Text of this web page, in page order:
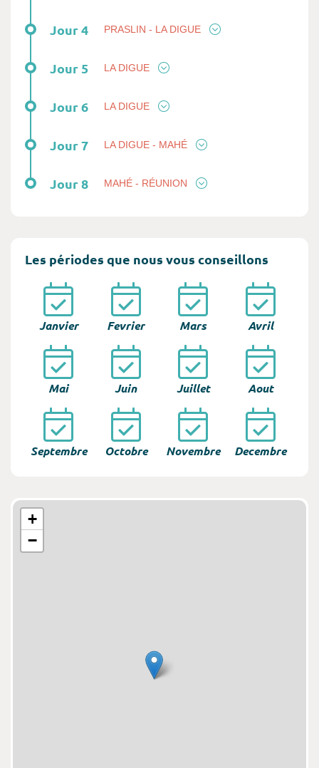
Jour 4 PRASLIN - LA DIGUE
Jour 5 LA DIGUE
Jour 6 LA DIGUE
Jour 7 LA DIGUE - MAHÉ
Jour 8 MAHÉ - RÉUNION
Les périodes que nous vous conseillons
Janvier Fevrier Mars Avril
Mai Juin Juillet Aout
Septembre Octobre Novembre Decembre
+
−